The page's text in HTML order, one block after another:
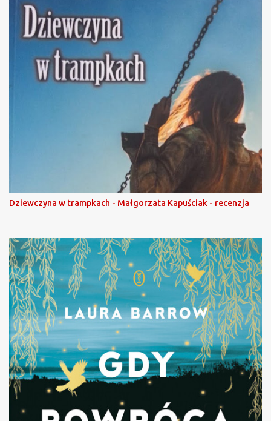
Dziewczyna w trampkach - Małgorzata Kapuściak - recenzja